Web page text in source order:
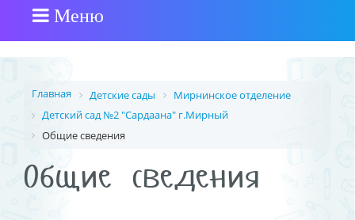
Меню
Главная Детские сады
Мирнинское отделение
Детский сад №2 "Сардаана" г.Мирный
Общие сведения
Общие сведения